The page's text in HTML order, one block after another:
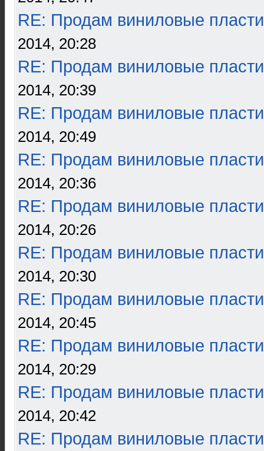
RE: Продам виниловые
2014, 20:28
RE: Продам виниловые
2014, 20:39
RE: Продам виниловые
2014, 20:49
RE: Продам виниловые
2014, 20:36
RE: Продам виниловые
2014, 20:26
RE: Продам виниловые
2014, 20:30
RE: Продам виниловые
2014, 20:45
RE: Продам виниловые
2014, 20:29
RE: Продам виниловые
2014, 20:42
RE: Продам виниловые